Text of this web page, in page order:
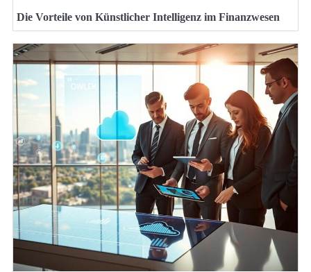
Die Vorteile von Künstlicher Intelligenz im Finanzwesen